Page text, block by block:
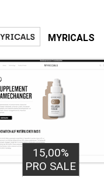
MYRICALS
15,00%
PRO SALE